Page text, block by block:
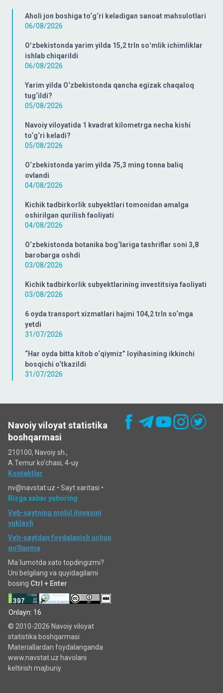
Aholi jon boshiga to‘g‘ri keladigan sanoat mahsulotlari
06/08/2026
Oʻzbekistonda yarim yilda 15,2 trln soʻmlik ichimliklar
ishlab chiqarildi
06/08/2026
Yarim yilda O‘zbekistonda qancha egizak chaqaloq
tug‘ildi?
05/08/2026
Navoiy viloyatida 1 kvadrat kilometrga necha kishi
to‘g‘ri keladi?
05/08/2026
O‘zbekistonda yarim yilda 75,3 ming tonna baliq
ovlandi
04/08/2026
Kichik tadbirkorlik subyektlari tomonidan amalga
oshirilgan qurilish faoliyati
04/08/2026
O‘zbekistonda botanika bog‘lariga tashriflar soni 3,8
barobarga oshdi
03/08/2026
Kichik tadbirkorlik subyektlarining investitsiya faoliyati
03/08/2026
6 oyda transport xizmatlari hajmi 104,2 trln so‘mga
yetdi
31/07/2026
“Har oyda bitta kitob o‘qiymiz” loyihasining ikkinchi
bosqichi o‘tkazildi
31/07/2026
Navoiy viloyat statistika
boshqarmasi
210100, Navoiy sh.,
A.Temur ko‘chаsi, 4-uy
Kontaktlar
nv@navstat.uz • Sayt xaritasi •
Bizga xabar yuboring
Veb-saytning mobil ilovasini
yuklash
Veb-saytdan foydalanish uchun
qo'llanma
Ma`lumotda xato topdingizmi?
Uni belgilang va quyidagilarni
bosing Ctrl + Enter
Onlayn: 16
© 2010-2026 Navoiy viloyat
statistika boshqarmasi
Materiallardan foydalanganda
www.navstat.uz havolani
keltirish majburiy.